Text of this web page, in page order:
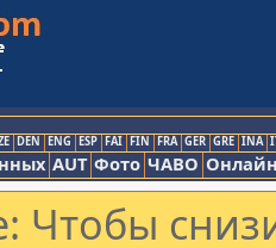
DEN ENG ESP FAI FIN FRA GER GRE INA
AUT Фото ЧАВО